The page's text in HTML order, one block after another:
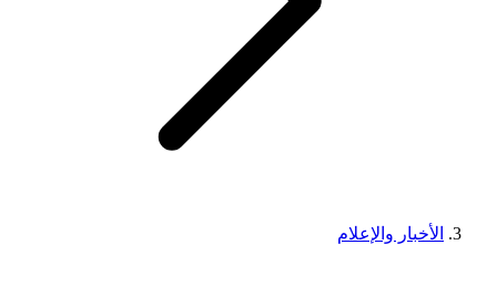
الأخبار والإعلام